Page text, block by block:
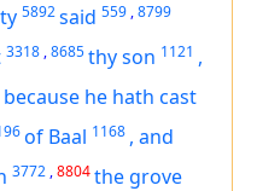
5892said 559 ,8799
3318 ,8685thy son 1121 ,
because he hath cast
of Baal 1168 , and
3772 ,8804the grove